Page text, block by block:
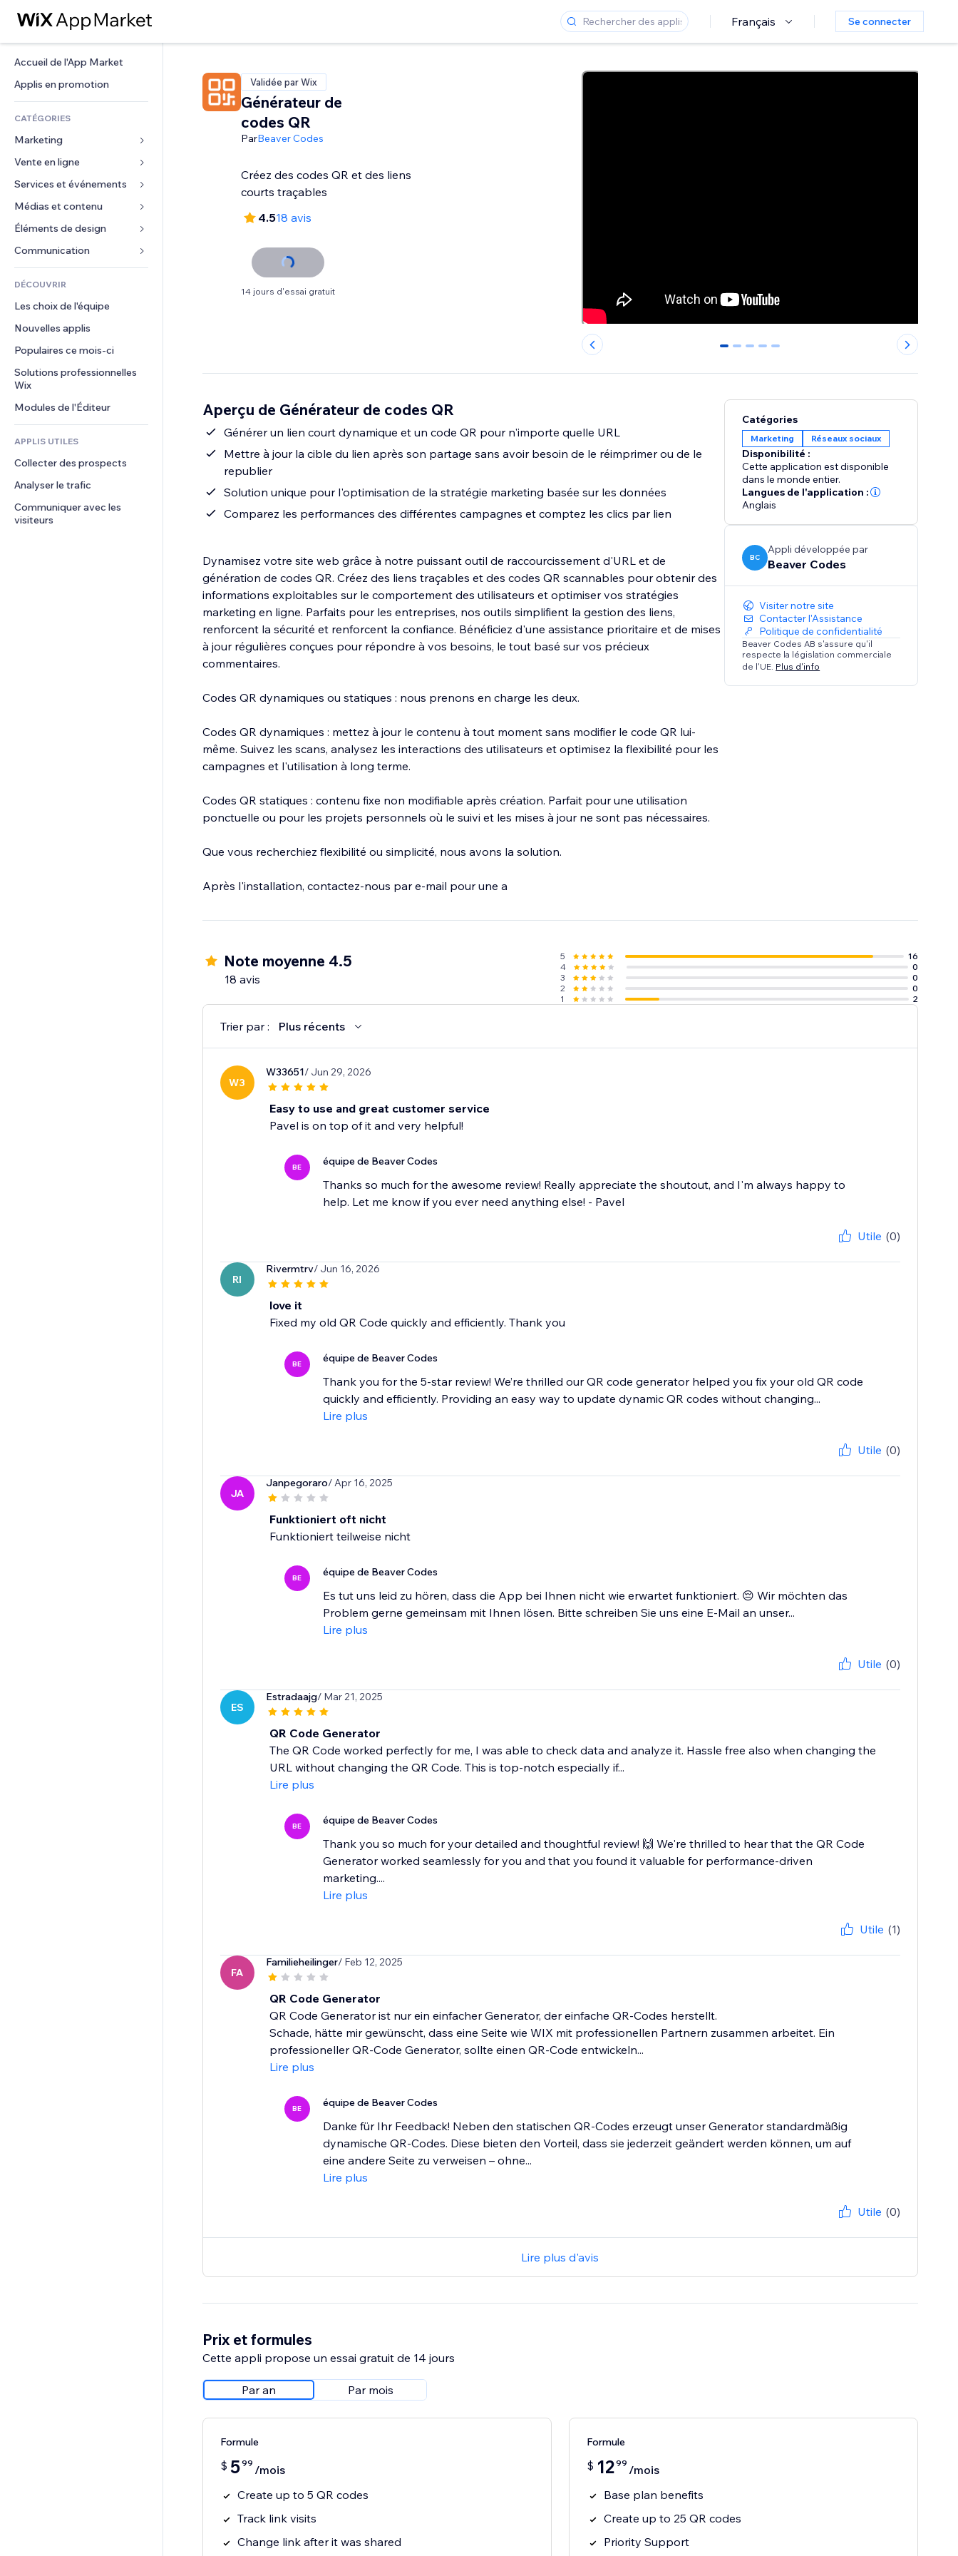
Français Se connecter
Accueil de l'App Market
Applis en promotion
CATÉGORIES
Marketing
Publicités
Mobile
Données analytiques
Réseaux sociaux
Classement de sites
E-mail
Vente en ligne
Applis pour les boutiques
Expédition et livraison
Boutons Vente
Comptabilité
Coupons et fidélisation
Solutions d'entreposage
Financement participatif
Alimentation et boissons
Services et événements
Hôtels
Événements
Restaurants
Immobilier
Réservations
Médias et contenu
Galerie
Musique
Podcasts
Photographie
Vidéo
PDF
Partage de fichiers
Actualités
Services de contenu
Effets de texte
Éléments de design
Cartes et navigation
Confidentialité
Horloge
Modèles de pages
Effets sur images
Boutons et menus
Bannières et badges
Calculateurs
Rechercher
Formulaires
Sondages
Chat
Commentaires
Téléphone
Communauté
Avis et commentaires
DÉCOUVRIR
Les choix de l'équipe
Nouvelles applis
Populaires ce mois‑ci
Solutions professionnelles
Wix
Modules de l'Éditeur
APPLIS UTILES
Collecter des prospects
Analyser le trafic
Communiquer avec les
visiteurs
Validée par Wix
Générateur de
codes QR
ParBeaver Codes
Créez des codes QR et des liens
courts traçables
4.518 avis
14 jours d'essai gratuit
0 1 2 3 4
Aperçu de Générateur de codes QR
Générer un lien court dynamique et un code QR pour n'importe quelle URL
Mettre à jour la cible du lien après son partage sans avoir besoin de le réimprimer ou de le
republier
Solution unique pour l'optimisation de la stratégie marketing basée sur les données
Comparez les performances des différentes campagnes et comptez les clics par lien
Dynamisez votre site web grâce à notre puissant outil de raccourcissement d'URL et de
génération de codes QR. Créez des liens traçables et des codes QR scannables pour obtenir des
informations exploitables sur le comportement des utilisateurs et optimiser vos stratégies
marketing en ligne. Parfaits pour les entreprises, nos outils simplifient la gestion des liens,
renforcent la sécurité et renforcent la confiance. Bénéficiez d'une assistance prioritaire et de mises
à jour régulières conçues pour répondre à vos besoins, le tout basé sur vos précieux
commentaires.
Codes QR dynamiques ou statiques : nous prenons en charge les deux.
Codes QR dynamiques : mettez à jour le contenu à tout moment sans modifier le code QR lui-
même. Suivez les scans, analysez les interactions des utilisateurs et optimisez la flexibilité pour les
campagnes et l'utilisation à long terme.
Codes QR statiques : contenu fixe non modifiable après création. Parfait pour une utilisation
ponctuelle ou pour les projets personnels où le suivi et les mises à jour ne sont pas nécessaires.
Que vous recherchiez flexibilité ou simplicité, nous avons la solution.
Après l'installation, contactez-nous par e-mail pour une a
Catégories
Marketing Réseaux sociaux
Disponibilité :
Cette application est disponible
dans le monde entier.
Langues de l'application :
Anglais
BC
Appli développée par
Beaver Codes
Visiter notre site
Contacter l'Assistance
Politique de confidentialité
Beaver Codes AB s'assure qu'il
respecte la législation commerciale
de l'UE. Plus d'info
Note moyenne 4.5
18 avis
5
16
4
0
3
0
2
0
1
2
Trier par : Plus récents
W3
W33651/ Jun 29, 2026
Easy to use and great customer service
Pavel is on top of it and very helpful!
BE équipe de Beaver Codes
Thanks so much for the awesome review! Really appreciate the shoutout, and I'm always happy to
help. Let me know if you ever need anything else! - Pavel
Utile (0)
RI
Rivermtrv/ Jun 16, 2026
love it
Fixed my old QR Code quickly and efficiently. Thank you
BE équipe de Beaver Codes
Thank you for the 5-star review! We’re thrilled our QR code generator helped you fix your old QR code
quickly and efficiently. Providing an easy way to update dynamic QR codes without changing...
Lire plus
Utile (0)
JA
Janpegoraro/ Apr 16, 2025
Funktioniert oft nicht
Funktioniert teilweise nicht
BE équipe de Beaver Codes
Es tut uns leid zu hören, dass die App bei Ihnen nicht wie erwartet funktioniert. 😔 Wir möchten das
Problem gerne gemeinsam mit Ihnen lösen. Bitte schreiben Sie uns eine E-Mail an unser...
Lire plus
Utile (0)
ES
Estradaajg/ Mar 21, 2025
QR Code Generator
The QR Code worked perfectly for me, I was able to check data and analyze it. Hassle free also when changing the
URL without changing the QR Code. This is top-notch especially if...
Lire plus
BE équipe de Beaver Codes
Thank you so much for your detailed and thoughtful review! 🙌 We're thrilled to hear that the QR Code
Generator worked seamlessly for you and that you found it valuable for performance-driven
marketing....
Lire plus
Utile (1)
FA
Familieheilinger/ Feb 12, 2025
QR Code Generator
QR Code Generator ist nur ein einfacher Generator, der einfache QR-Codes herstellt.
Schade, hätte mir gewünscht, dass eine Seite wie WIX mit professionellen Partnern zusammen arbeitet. Ein
professioneller QR-Code Generator, sollte einen QR-Code entwickeln...
Lire plus
BE équipe de Beaver Codes
Danke für Ihr Feedback! Neben den statischen QR-Codes erzeugt unser Generator standardmäßig
dynamische QR-Codes. Diese bieten den Vorteil, dass sie jederzeit geändert werden können, um auf
eine andere Seite zu verweisen – ohne...
Lire plus
Utile (0)
Lire plus d'avis
Prix et formules
Cette appli propose un essai gratuit de 14 jours
Par an Par mois
Formule
$ 599 /mois
Create up to 5 QR codes
Track link visits
Change link after it was shared
Formule
$ 1299 /mois
Base plan benefits
Create up to 25 QR codes
Priority Support